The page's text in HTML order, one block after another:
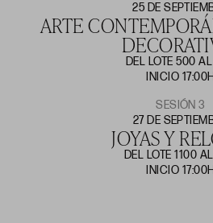
25 DE
ARTE
DEL LOTE 500
INICIO 17:00H
SESIÓN 3
27 DE
JOYAS Y
DEL LOTE 1100
INICIO 17:00H